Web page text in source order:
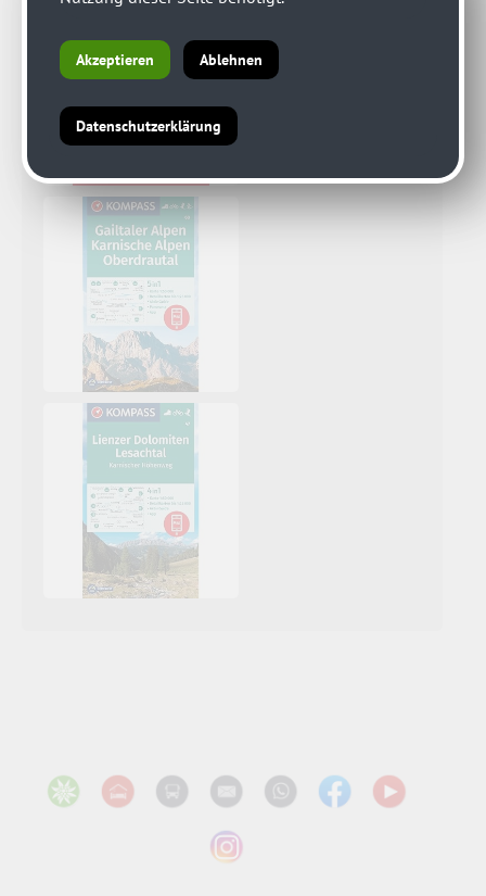
Akzeptieren Ablehnen
Datenschutzerklärung